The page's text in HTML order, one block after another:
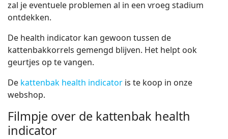
zal je eventuele problemen al in een vroeg stadium
ontdekken.
De health indicator kan gewoon tussen de
kattenbakkorrels gemengd blijven. Het helpt ook
geurtjes op te vangen.
De kattenbak health indicator is te koop in onze
webshop.
Filmpje over de kattenbak health
indicator